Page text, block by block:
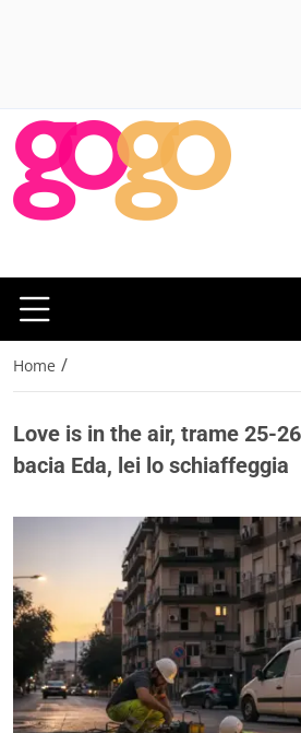
Home /
Love is in the air, trame 25-
bacia Eda, lei lo schiaffeggia